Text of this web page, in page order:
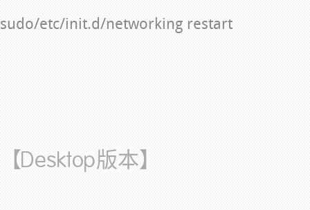
sudo/etc/init.d/networking restart
【Desktop版本】